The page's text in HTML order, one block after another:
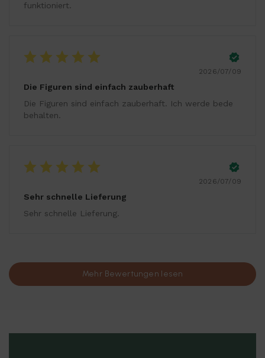
funktioniert.
2026/07/09
Die Figuren sind einfach zauberhaft
Die Figuren sind einfach zauberhaft. Ich werde bede
behalten.
2026/07/09
Sehr schnelle Lieferung
Sehr schnelle Lieferung.
Mehr Bewertungen lesen